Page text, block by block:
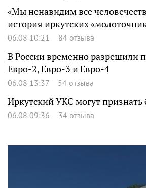
«Мы ненавидим все
история иркутских
06.08 10:21 84 отзыва
В России временно разрешили
Евро-2, Евро-3 и Евро-4
06.08 13:37 54 отзыва
Иркутский УКС могут признать
06.08 09:36 34 отзыва